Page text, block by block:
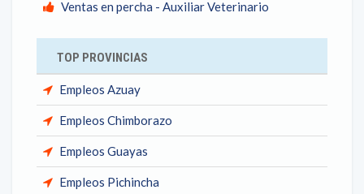
Ventas en percha - Auxiliar Veterinario
TOP PROVINCIAS
Empleos Azuay
Empleos Chimborazo
Empleos Guayas
Empleos Pichincha